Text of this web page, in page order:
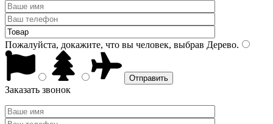
Пожалуйста, докажите, что вы человек, выбрав Дерево.
Заказать звонок